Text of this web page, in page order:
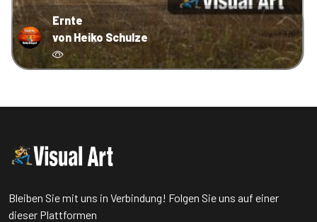
Ernte
von Heiko Schulze
Bleiben Sie mit uns in Verbindung! Folgen Sie uns auf einer
dieser Plattformen